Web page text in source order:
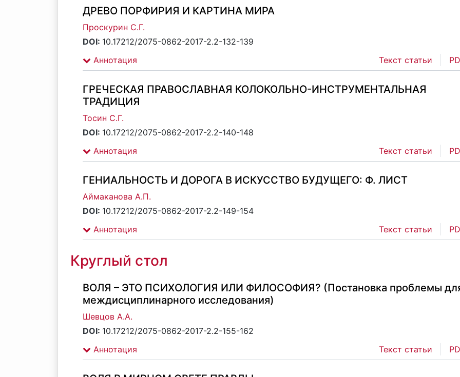
ДРЕВО ПОРФИРИЯ И КАРТИНА МИРА
Проскурин C.Г.
DOI: 10.17212/2075-0862-2017-2.2-132-139
Аннотация
Текст статьи
ГРЕЧЕСКАЯ ПРАВОСЛАВНАЯ КОЛОКОЛЬНО-ИНСТРУМЕНТАЛЬНАЯ
ТРАДИЦИЯ
Тосин С.Г.
DOI: 10.17212/2075-0862-2017-2.2-140-148
Аннотация
Текст статьи
ГЕНИАЛЬНОСТЬ И ДОРОГА В ИСКУССТВО БУДУЩЕГО: Ф. ЛИСТ
Аймаканова А.П.
DOI: 10.17212/2075-0862-2017-2.2-149-154
Аннотация
Текст статьи
Круглый стол
ВОЛЯ – ЭТО ПСИХОЛОГИЯ ИЛИ ФИЛОСОФИЯ? (Постановка проблемы
междисциплинарного исследования)
Шевцов А.А.
DOI: 10.17212/2075-0862-2017-2.2-155-162
Аннотация
Текст статьи